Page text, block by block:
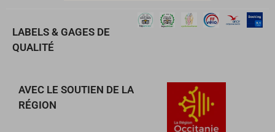
LABELS & GAGES DE
QUALITÉ
AVEC LE SOUTIEN DE LA
RÉGION